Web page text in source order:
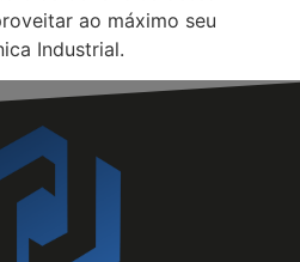
ao máximo seu
Industrial.